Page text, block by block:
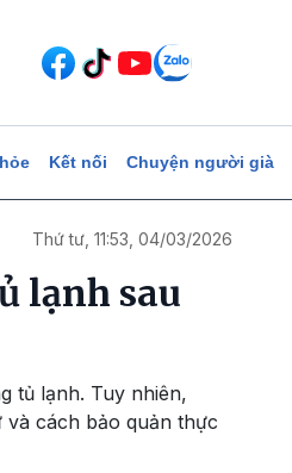
Kết nối Chuyện người già
Thứ tư, 11:53, 04/03/2026
lạnh sau
tủ lạnh. Tuy nhiên,
cách bảo quản thực